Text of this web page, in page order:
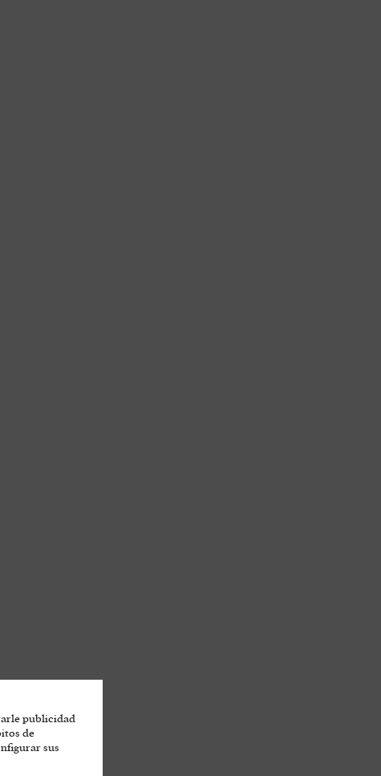
publicidad
de
sus